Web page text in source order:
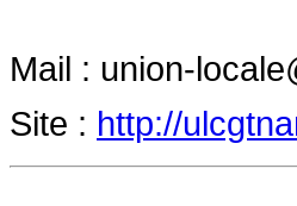
Mail : union-
Site : http://